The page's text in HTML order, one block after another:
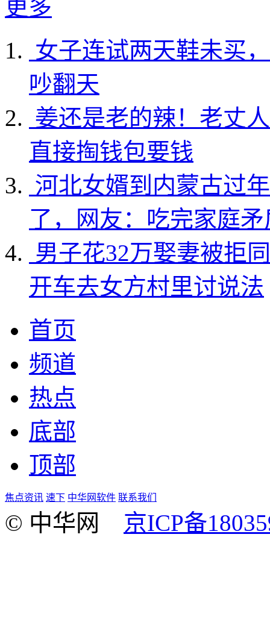
更多
女子连试两天鞋未买
吵翻天
姜还是老的辣！老丈
直接掏钱包要钱
河北女婿到内蒙古过
了，网友：吃完家庭
男子花32万娶妻被拒
开车去女方村里讨说法
首页
频道
热点
底部
顶部
焦点资讯 速下 中华网软件 联系我们
© 中华网 京ICP备